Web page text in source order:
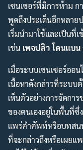
เซนเซอร์ที่มีการห้าม
พูดถึงประเด็นอีกหลาย
เริ่มนำมาใช้และเป็นที่
เช่น เพจปลิว โดนแบ
เมื่อระบบเซนเซอร์ออ
เนื้อหาดังกล่าวที่ระบบ
เห็นตัวอย่างการจัดกา
ของตนเองอยู่ในพื้นที่ซึ่
แพร่คำศัพท์หรือบทสน
ที่จะกล่าวถึงหรือเผยแ